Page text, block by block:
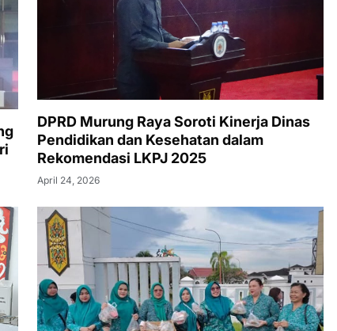
DPRD Murung Raya Soroti Kinerja Dinas
Pendidikan dan Kesehatan dalam
Rekomendasi LKPJ 2025
April 24, 2026